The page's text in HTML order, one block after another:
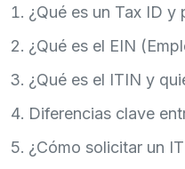
¿Qué es un Tax ID y
¿Qué es el EIN
¿Qué es el ITIN y
Diferencias clave
¿Cómo solicitar un